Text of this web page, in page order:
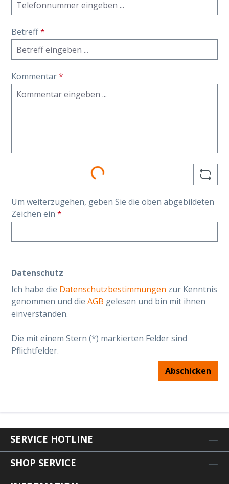
Betreff*
Kommentar*
Loading...
Um weiterzugehen, geben Sie die oben abgebildeten
Zeichen ein *
Datenschutz
Ich habe die Datenschutzbestimmungen zur Kenntnis
genommen und die AGB gelesen und bin mit ihnen
einverstanden.
Die mit einem Stern (*) markierten Felder sind
Pflichtfelder.
Abschicken
SERVICE HOTLINE
SHOP SERVICE